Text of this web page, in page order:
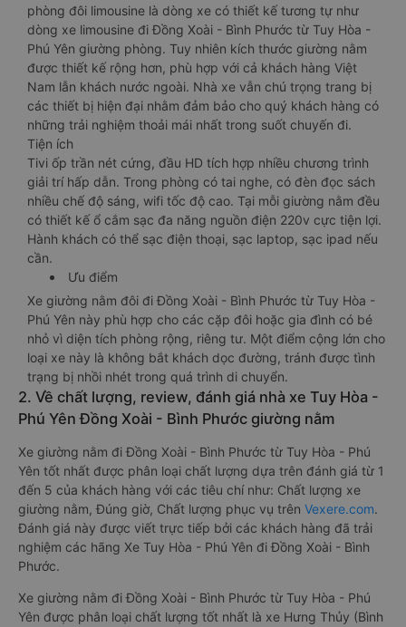
phòng đôi limousine là dòng xe có thiết kế tương tự như
dòng xe limousine đi Đồng Xoài - Bình Phước từ Tuy Hòa -
Phú Yên giường phòng. Tuy nhiên kích thước giường nằm
được thiết kế rộng hơn, phù hợp với cả khách hàng Việt
Nam lẫn khách nước ngoài. Nhà xe vẫn chú trọng trang bị
các thiết bị hiện đại nhằm đảm bảo cho quý khách hàng có
những trải nghiệm thoải mái nhất trong suốt chuyến đi.
Tiện ích
Tivi ốp trần nét cứng, đầu HD tích hợp nhiều chương trình
giải trí hấp dẫn. Trong phòng có tai nghe, có đèn đọc sách
nhiều chế độ sáng, wifi tốc độ cao. Tại mỗi giường nằm đều
có thiết kế ổ cắm sạc đa năng nguồn điện 220v cực tiện lợi.
Hành khách có thể sạc điện thoại, sạc laptop, sạc ipad nếu
cần.
Ưu điểm
Xe giường nằm đôi đi Đồng Xoài - Bình Phước từ Tuy Hòa -
Phú Yên này phù hợp cho các cặp đôi hoặc gia đình có bé
nhỏ vì diện tích phòng rộng, riêng tư. Một điểm cộng lớn cho
loại xe này là không bắt khách dọc đường, tránh được tình
trạng bị nhồi nhét trong quá trình di chuyển.
2. Về chất lượng, review, đánh giá nhà xe Tuy Hòa -
Phú Yên Đồng Xoài - Bình Phước giường nằm
Xe giường nằm đi Đồng Xoài - Bình Phước từ Tuy Hòa - Phú
Yên tốt nhất được phân loại chất lượng dựa trên đánh giá từ 1
đến 5 của khách hàng với các tiêu chí như: Chất lượng xe
giường nằm, Đúng giờ, Chất lượng phục vụ trên Vexere.com.
Đánh giá này được viết trực tiếp bởi các khách hàng đã trải
nghiệm các hãng Xe Tuy Hòa - Phú Yên đi Đồng Xoài - Bình
Phước.
Xe giường nằm đi Đồng Xoài - Bình Phước từ Tuy Hòa - Phú
Yên được phân loại chất lượng tốt nhất là xe Hưng Thủy (Bình